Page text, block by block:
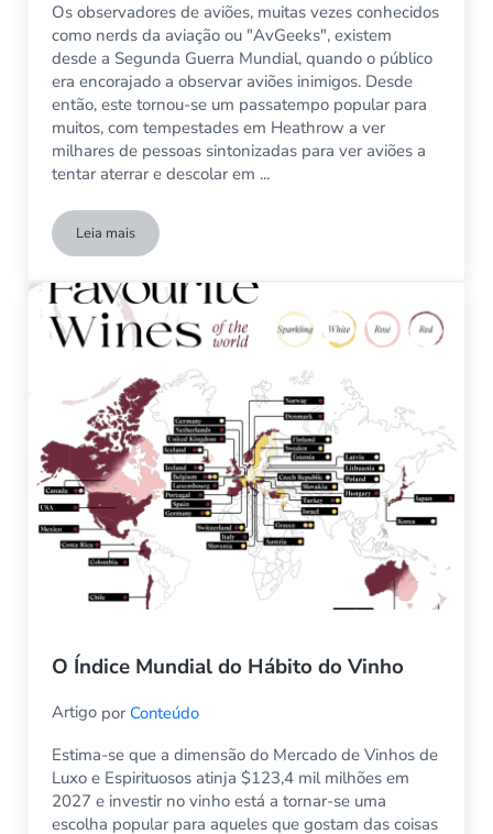
Os observadores de aviões, muitas vezes conhecidos
como nerds da aviação ou "AvGeeks", existem
desde a Segunda Guerra Mundial, quando o público
era encorajado a observar aviões inimigos. Desde
então, este tornou-se um passatempo popular para
muitos, com tempestades em Heathrow a ver
milhares de pessoas sintonizadas para ver aviões a
tentar aterrar e descolar em ...
Leia maisOs Melhores Aeroportos para Manchas de Avião
O Índice Mundial do Hábito do Vinho
Artigo por Conteúdo
Estima-se que a dimensão do Mercado de Vinhos de
Luxo e Espirituosos atinja $123,4 mil milhões em
2027 e investir no vinho está a tornar-se uma
escolha popular para aqueles que gostam das coisas